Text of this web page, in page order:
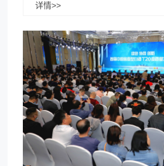
详情>>